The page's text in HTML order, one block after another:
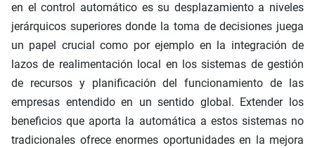
en el control automático es su desplazamiento a niveles
jerárquicos superiores donde la toma de decisiones juega
un papel crucial como por ejemplo en la integración de
lazos de realimentación local en los sistemas de gestión
de recursos y planificación del funcionamiento de las
empresas entendido en un sentido global. Extender los
beneficios que aporta la automática a estos sistemas no
tradicionales ofrece enormes oportunidades en la mejora